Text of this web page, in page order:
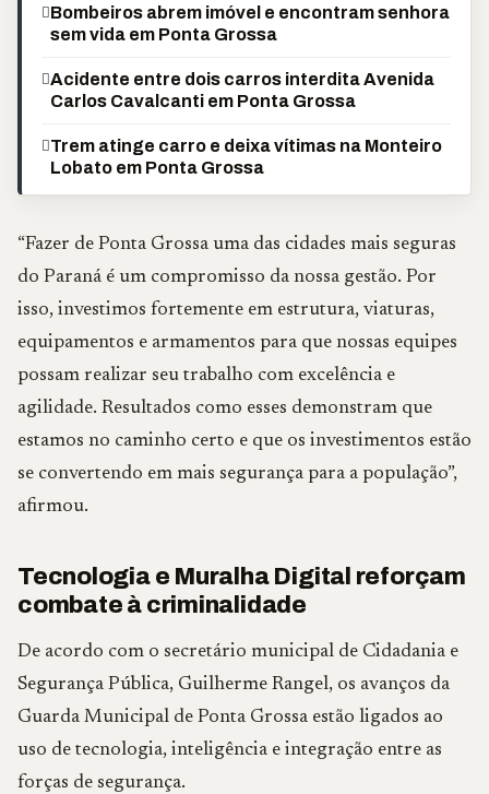
Bombeiros abrem imóvel e encontram senhora
sem vida em Ponta Grossa
Acidente entre dois carros interdita Avenida
Carlos Cavalcanti em Ponta Grossa
Trem atinge carro e deixa vítimas na Monteiro
Lobato em Ponta Grossa
“Fazer de Ponta Grossa uma das cidades mais seguras
do Paraná é um compromisso da nossa gestão. Por
isso, investimos fortemente em estrutura, viaturas,
equipamentos e armamentos para que nossas equipes
possam realizar seu trabalho com excelência e
agilidade. Resultados como esses demonstram que
estamos no caminho certo e que os investimentos estão
se convertendo em mais segurança para a população”,
afirmou.
Tecnologia e Muralha Digital reforçam
combate à criminalidade
De acordo com o secretário municipal de Cidadania e
Segurança Pública, Guilherme Rangel, os avanços da
Guarda Municipal de Ponta Grossa estão ligados ao
uso de tecnologia, inteligência e integração entre as
forças de segurança.